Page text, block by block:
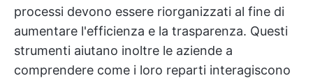
processi devono essere riorganizzati al fine di
aumentare l'efficienza e la trasparenza. Questi
strumenti aiutano inoltre le aziende a
comprendere come i loro reparti interagiscono